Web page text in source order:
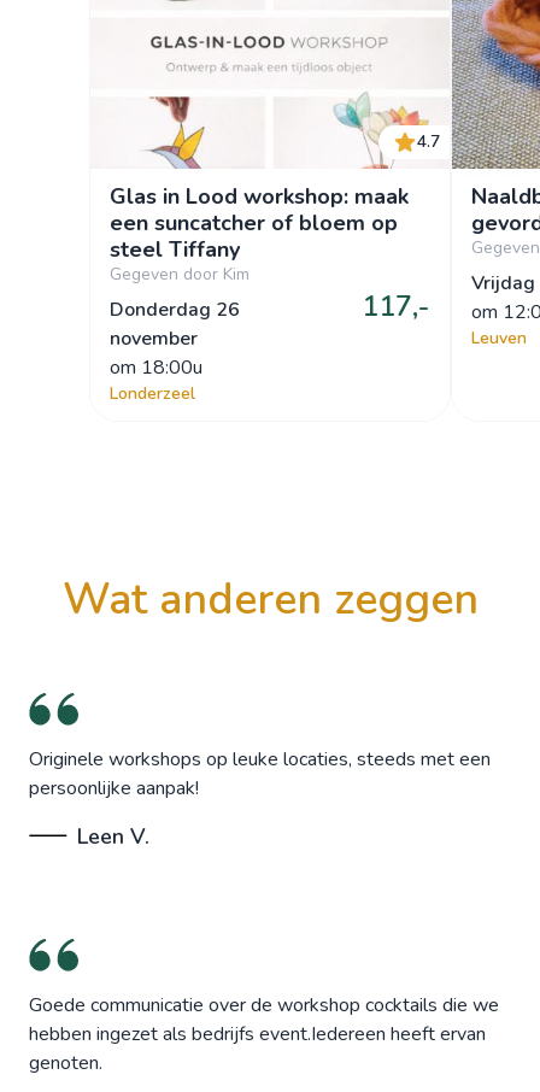
4.7
Glas in Lood workshop: maak
een suncatcher of bloem op
steel Tiffany
Gegeven door Kim
Donderdag 26
november
om 18:00u
117,-
Londerzeel
Vrijdag
om
Leuven
wat anderen zeggen
Originele workshops op leuke locaties, steeds met een
persoonlijke aanpak!
Leen V.
Goede communicatie over de workshop cocktails die we
hebben ingezet als bedrijfs event.Iedereen heeft ervan
genoten.